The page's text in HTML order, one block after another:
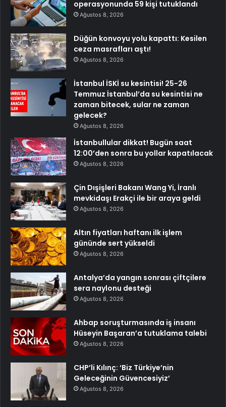
operasyonunda 59 kişi tutuklandı
Ağustos 8, 2026
Düğün konvoyu yolu kapattı: Kesilen
ceza masrafları aştı!
Ağustos 8, 2026
İstanbul İSKİ su kesintisi! 25-26
Temmuz İstanbul’da su kesintisi ne
zaman bitecek, sular ne zaman
gelecek?
Ağustos 8, 2026
İstanbullular dikkat! Bugün saat
12:00’den sonra bu yollar kapatılacak
Ağustos 8, 2026
Çin Dışişleri Bakanı Wang Yi, İranlı
mevkidaşı Erakçi ile bir araya geldi
Ağustos 8, 2026
Altın fiyatları haftanı ilk işlem
gününde sert yükseldi
Ağustos 8, 2026
Antalya’da yangın sonrası çiftçilere
sera naylonu desteği
Ağustos 8, 2026
Ahbap soruşturmasında iş insanı
Hüseyin Başaran’a tutuklama talebi
Ağustos 8, 2026
CHP’li Kılınç: ‘Biz Türkiye’nin
Geleceğinin Güvencesiyiz’
Ağustos 8, 2026